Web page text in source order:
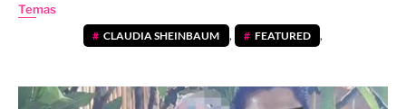
Temas
CLAUDIA SHEINBAUM , FEATURED ,